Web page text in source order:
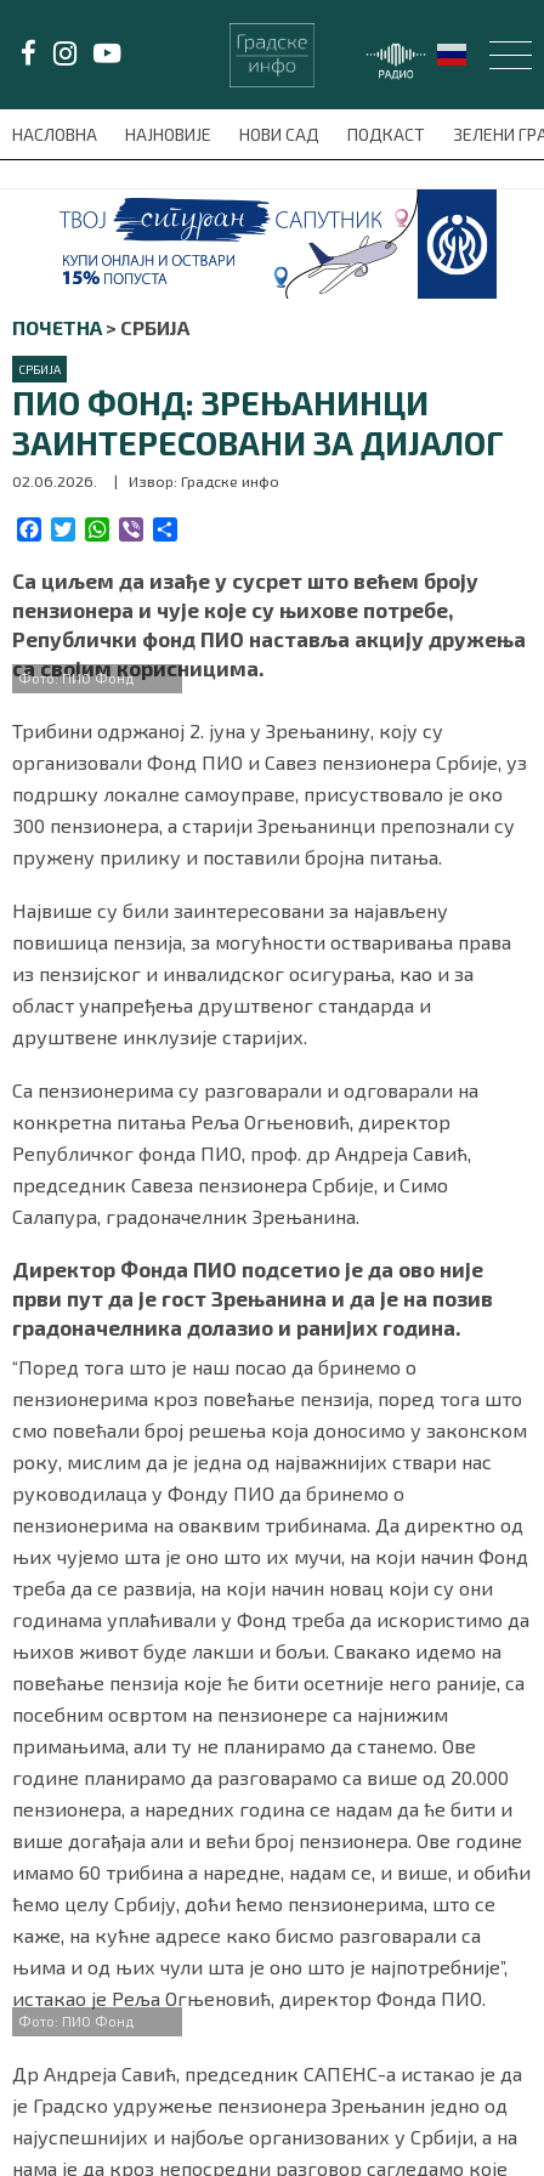
НАСЛОВНА НАЈНОВИЈЕ НОВИ САД ПОДКАСТ ЗЕЛЕНИ
meni'); $this_item = current( wp_filter_object_list(
ПОЧЕТНА > СРБИЈА
СРБИЈА
ПИО ФОНД: ЗРЕЊАНИНЦИ
ЗАИНТЕРЕСОВАНИ ЗА ДИЈАЛОГ
02.06.2026. | Извор: Градске инфо
c
e
b
o
o
k
i
t
t
e
r
W
a
t
s
A
p
p
b
e
r
a
r
e
Са циљем да изађе у сусрет што већем броју
пензионера и чује које су њихове потребе,
Републички фонд ПИО наставља акцију дружења
са својим корисницима.
Фото: ПИО Фонд
Трибини одржаној 2. јуна у Зрењанину, коју су
организовали Фонд ПИО и Савез пензионера Србије, уз
подршку локалне самоуправе, присуствовало је око
300 пензионера, а старији Зрењанинци препознали су
пружену прилику и поставили бројна питања.
Највише су били заинтересовани за најављену
повишица пензија, за могућности остваривања права
из пензијског и инвалидског осигурања, као и за
област унапређења друштвеног стандарда и
друштвене инклузије старијих.
Са пензионерима су разговарали и одговарали на
конкретна питања Реља Огњеновић, директор
Републичког фонда ПИО, проф. др Андреја Савић,
председник Савеза пензионера Србије, и Симо
Салапура, градоначелник Зрењанина.
Директор Фонда ПИО подсетио је да ово није
први пут да је гост Зрењанина и да је на позив
градоначелника долазио и ранијих година.
“Поред тога што је наш посао да бринемо о
пензионерима кроз повећање пензија, поред тога што
смо повећали број решења која доносимо у законском
року, мислим да је једна од најважнијих ствари нас
руководилаца у Фонду ПИО да бринемо о
пензионерима на оваквим трибинама. Да директно од
њих чујемо шта је оно што их мучи, на који начин Фонд
треба да се развија, на који начин новац који су они
годинама уплаћивали у Фонд треба да искористимо да
њихов живот буде лакши и бољи. Свакако идемо на
повећање пензија које ће бити осетније него раније, са
посебним освртом на пензионере са најнижим
примањима, али ту не планирамо да станемо. Ове
године планирамо да разговарамо са више од 20.000
пензионера, а наредних година се надам да ће бити и
више догађаја али и већи број пензионера. Ове године
имамо 60 трибина а наредне, надам се, и више, и обићи
ћемо целу Србију, доћи ћемо пензионерима, што се
каже, на кућне адресе како бисмо разговарали са
њима и од њих чули шта је оно што је најпотребније”,
истакао је Реља Огњеновић, директор Фонда ПИО.
Фото: ПИО Фонд
Др Андреја Савић, председник САПЕНС-а истакао је да
je Градско удружење пензионера Зрењанин једнo од
најуспешнијих и најбоље организованих у Србији, а на
нама је да кроз непосредни разговор сагледамо које
LAT/ЋИР
НАСЛОВНА
НАЈНОВИЈЕ
НОВИ САД
ПОДКАСТ
ЗЕЛЕНИ ГРАД
ВИДЕО
БЛОГ
СРБИЈА
СВЕТ
СПОРТ
redakcija@gradskeinfo.rs
Маркетинг|Услови коришћења| Политика
ПРЕУЗМИТЕ НАШУ АПЛИКАЦИЈУ